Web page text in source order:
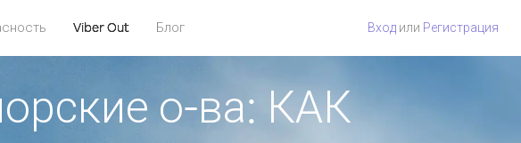
Viber Out Блог Вход или Регистрация
о-ва: КАК